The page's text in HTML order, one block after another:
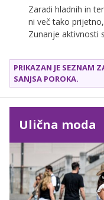
Zaradi hladnih in
ni več tako
Zunanje aktivnosti
vadb, med
vključujejo plesne
PRIKAZAN JE SEZNAM
SANJSA POROKA.
Ulična moda